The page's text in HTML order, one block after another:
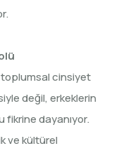
toplumsal cinsiyet
değil, erkeklerin
fikrine dayanıyor.
ve kültürel